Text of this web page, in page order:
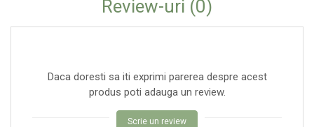
Review-uri (0)
Daca doresti sa iti exprimi parerea despre acest
produs poti adauga un review.
Scrie un review